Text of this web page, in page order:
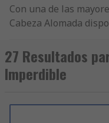
Con una de las
Cabeza Alomada
accesorios de
constante
sorprendente que RS
productos de
27 Resultados
Imperdible